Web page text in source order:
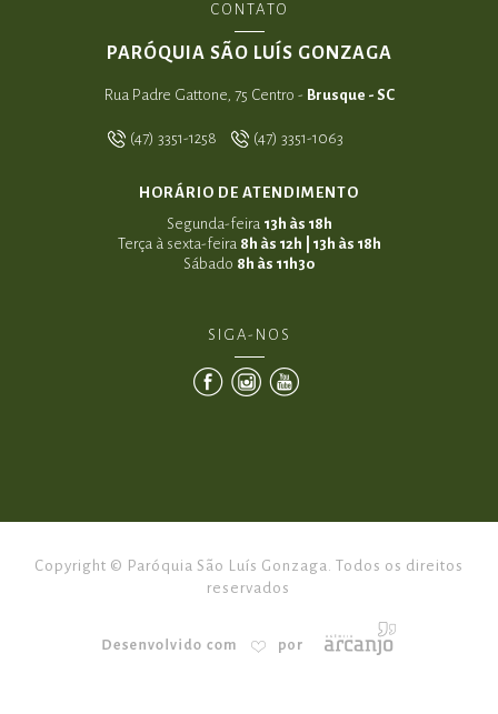
CONTATO
PARÓQUIA SÃO LUÍS GONZAGA
Rua Padre Gattone, 75 Centro - Brusque - SC
(47) 3351-1258 (47) 3351-1063
HORÁRIO DE ATENDIMENTO
Segunda-feira 13h às 18h
Terça à sexta-feira 8h às 12h | 13h às 18h
Sábado 8h às 11h30
SIGA-NOS
Copyright © Paróquia São Luís Gonzaga. Todos os direitos
reservados